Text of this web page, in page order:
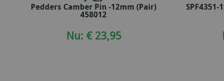
In winkelwagen
Pedders Camber Pin -12mm (Pair)
458012
Nu: € 23,95
SPF4351-